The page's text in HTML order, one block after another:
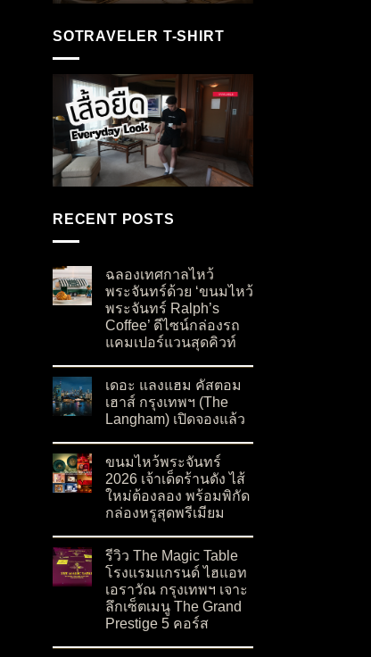
SOTRAVELER T-SHIRT
RECENT POSTS
ฉลองเทศกาลไหว้
พระจันทร์ด้วย ‘ขนมไหว้
พระจันทร์ Ralph’s
Coffee’ ดีไซน์กล่องรถ
แคมเปอร์แวนสุดคิวท์
เดอะ แลงแฮม คัสตอม
เฮาส์ กรุงเทพฯ (The
Langham) เปิดจองแล้ว
ขนมไหว้พระจันทร์
2026 เจ้าเด็ดร้านดัง ไส้
ใหม่ต้องลอง พร้อมพิกัด
กล่องหรูสุดพรีเมียม
รีวิว The Magic Table
โรงแรมแกรนด์ ไฮแอท
เอราวัณ กรุงเทพฯ เจาะ
ลึกเซ็ตเมนู The Grand
Prestige 5 คอร์ส